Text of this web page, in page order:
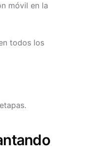
móvil en la
todos los